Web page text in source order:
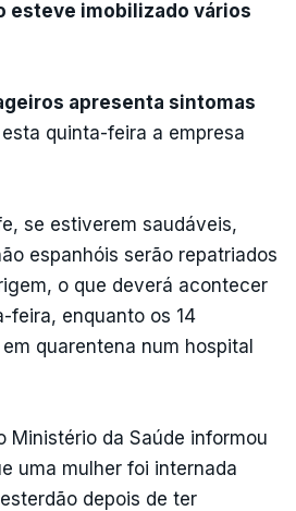
esteve imobilizado vários
apresenta sintomas
quinta-feira a empresa
se estiverem saudáveis,
espanhóis serão repatriados
o que deverá acontecer
feira, enquanto os 14
quarentena num hospital
Ministério da Saúde informou
uma mulher foi internada
depois de ter